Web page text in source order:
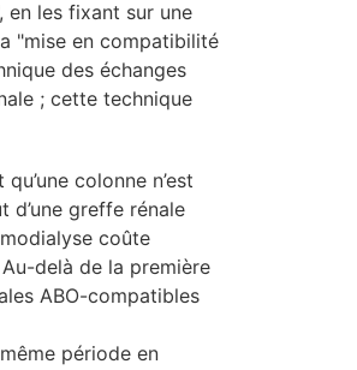
les fixant sur une
"mise en compatibilité
des échanges
; cette technique
colonne n’est
d’une greffe rénale
coûte
delà de la première
ABO-compatibles
période en